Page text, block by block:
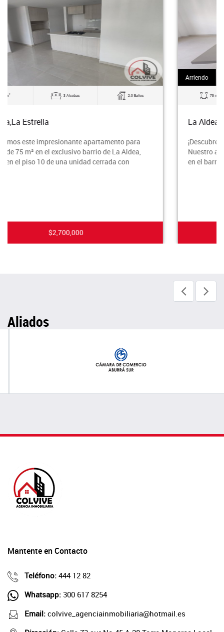
75 m2 3 Alcobas
La Aldea,La Estrella
¡Descubre tu nuevo hogar en el corazón de La Estrella!
Nuestro acogedor apartamento para estrenar de 75 m²
en el barrio La Aldea te espera para que h
Aliados
Mantente en Contacto
Teléfono: 444 12 82
Whatsapp: 300 617 8254
Email: colvive_agenciainmobiliaria@hotmail.es